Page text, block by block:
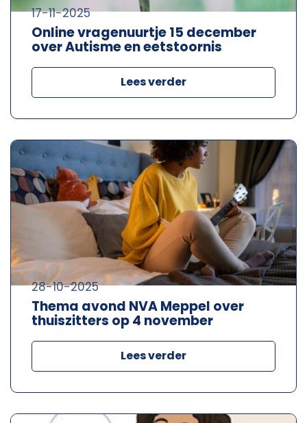
Online vragenuurtje 15 december
over Autisme en eetstoornis
17-11-2025
Lees verder
Thema avond NVA Meppel over
thuiszitters op 4 november
28-10-2025
Lees verder